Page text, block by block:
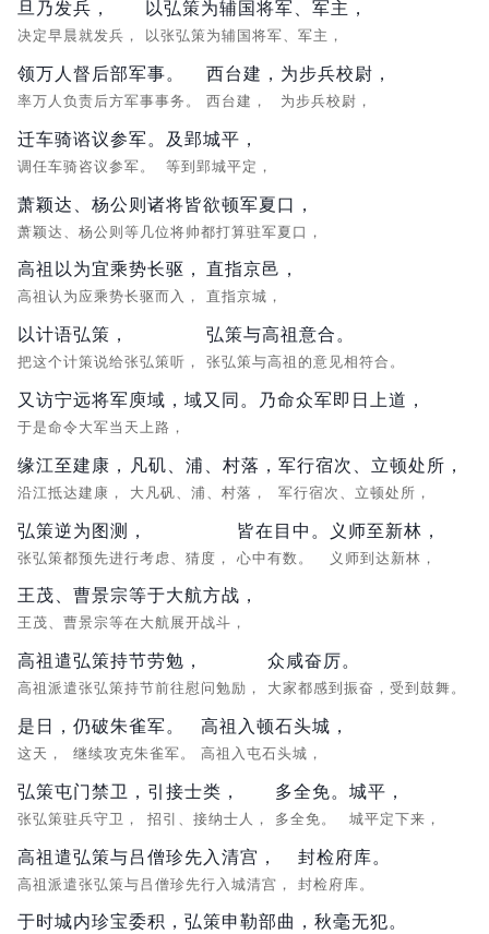
旦乃发兵，
决定早晨就发兵，
以弘策为辅国将军、军主，
以张弘策为辅国将军、军主，
领万人督后部军事。
率万人负责后方军事事务。
西台建，
西台建，
为步兵校尉，
为步兵校尉，
迁车骑谘议参军。
调任车骑咨议参军。
及郢城平，
等到郢城平定，
萧颖达、杨公则诸将皆欲顿军夏口，
萧颖达、杨公则等几位将帅都打算驻军夏口，
高祖以为宜乘势长驱，
高祖认为应乘势长驱而入，
直指京邑，
直指京城，
以计语弘策，
把这个计策说给张弘策听，
弘策与高祖意合。
张弘策与高祖的意见相符合。
又访宁远将军庾域，域又同。乃命众军即日上道，
于是命令大军当天上路，
缘江至建康，
沿江抵达建康，
凡矶、浦、村落，
大凡矾、浦、村落，
军行宿次、立顿处所，
军行宿次、立顿处所，
弘策逆为图测，
张弘策都预先进行考虑、猜度，
皆在目中。
心中有数。
义师至新林，
义师到达新林，
王茂、曹景宗等于大航方战，
王茂、曹景宗等在大航展开战斗，
高祖遣弘策持节劳勉，
高祖派遣张弘策持节前往慰问勉励，
众咸奋厉。
大家都感到振奋，受到鼓舞。
是日，
这天，
仍破朱雀军。
继续攻克朱雀军。
高祖入顿石头城，
高祖入屯石头城，
弘策屯门禁卫，
张弘策驻兵守卫，
引接士类，
招引、接纳士人，
多全免。
多全免。
城平，
城平定下来，
高祖遣弘策与吕僧珍先入清宫，
高祖派遣张弘策与吕僧珍先行入城清宫，
封检府库。
封检府库。
于时城内珍宝委积， 弘策申勒部曲， 秋毫无犯。